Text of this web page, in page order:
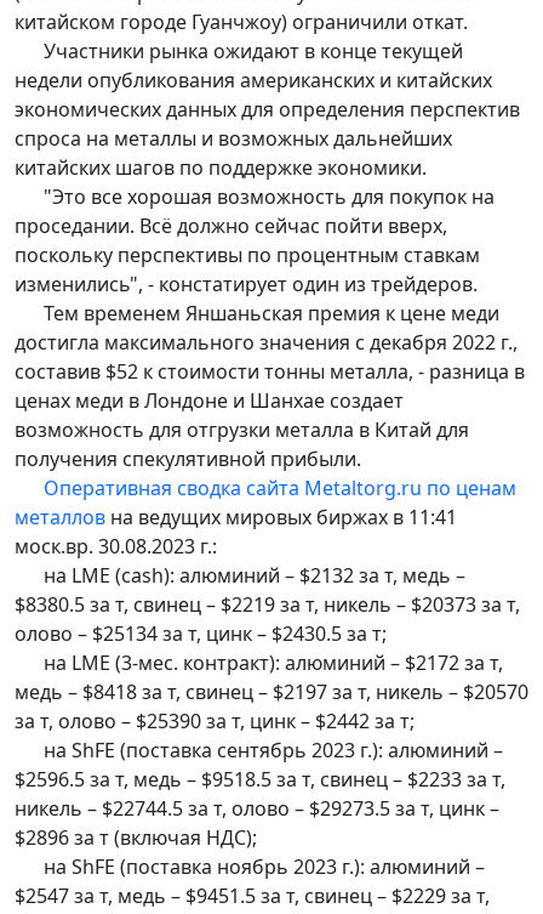
китайском городе Гуанчжоу) ограничили откат.
Участники рынка ожидают в конце текущей
недели опубликования американских и китайских
экономических данных для определения перспектив
спроса на металлы и возможных дальнейших
китайских шагов по поддержке экономики.
"Это все хорошая возможность для покупок на
проседании. Всё должно сейчас пойти вверх,
поскольку перспективы по процентным ставкам
изменились", - констатирует один из трейдеров.
Тем временем Яншаньская премия к цене меди
достигла максимального значения с декабря 2022 г.,
составив $52 к стоимости тонны металла, - разница в
ценах меди в Лондоне и Шанхае создает
возможность для отгрузки металла в Китай для
получения спекулятивной прибыли.
Оперативная сводка сайта Metaltorg.ru по ценам
металлов на ведущих мировых биржах в 11:41
моск.вр. 30.08.2023 г.:
на LME (cash): алюминий – $2132 за т, медь –
$8380.5 за т, свинец – $2219 за т, никель – $20373 за т,
олово – $25134 за т, цинк – $2430.5 за т;
на LME (3-мес. контракт): алюминий – $2172 за т,
медь – $8418 за т, свинец – $2197 за т, никель – $20570
за т, олово – $25390 за т, цинк – $2442 за т;
на ShFE (поставка сентябрь 2023 г.): алюминий –
$2596.5 за т, медь – $9518.5 за т, свинец – $2233 за т,
никель – $22744.5 за т, олово – $29273.5 за т, цинк –
$2896 за т (включая НДС);
на ShFE (поставка ноябрь 2023 г.): алюминий –
$2547 за т, медь – $9451.5 за т, свинец – $2229 за т,